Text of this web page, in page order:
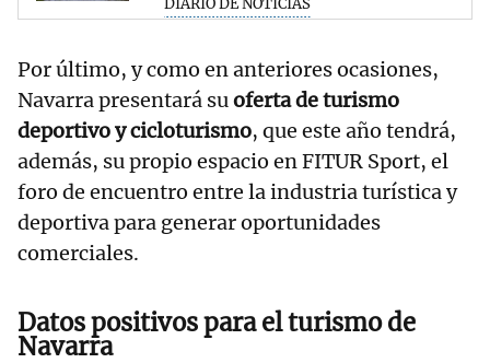
Por último, y como en anteriores ocasiones,
Navarra presentará suoferta de turismo
deportivo y cicloturismo, que este año tendrá,
además, su propio espacio en FITUR Sport, el
foro de encuentro entre la industria turística y
deportiva para generar oportunidades
comerciales.
Datos positivos para el turismo de
Navarra